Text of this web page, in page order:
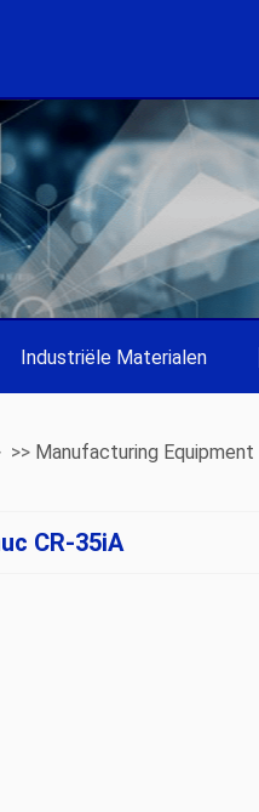
Industriële Materialen
>> Manufacturing Equipment
CR-35iA